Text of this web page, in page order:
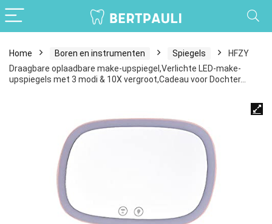
Home Boren en instrumenten Spiegels
HFZY
Draagbare oplaadbare make-upspiegel,Verlichte LED-make-
upspiegels met 3 modi & 10X vergroot,Cadeau voor Dochter…